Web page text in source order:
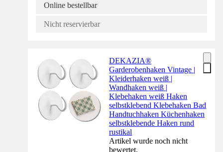
Online bestellbar
Nicht reservierbar
DEKAZIA®
Garderobenhaken Vintage |
Kleiderhaken weiß |
Wandhaken weiß |
Klebehaken weiß Haken
selbstklebend Klebehaken Bad
Handtuchhaken Küchenhaken
selbstklebende Haken rund
rustikal
Artikel wurde noch nicht
bewertet.